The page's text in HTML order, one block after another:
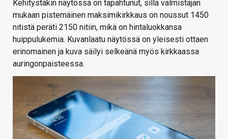
Kehitystäkin näytössä on tapahtunut, sillä valmistajan
mukaan pistemäinen maksimikirkkaus on noussut 1450
nitistä peräti 2150 nitiin, mikä on hintaluokkansa
huippulukemia. Kuvanlaatu näytössä on yleisesti ottaen
erinomainen ja kuva säilyi selkeänä myös kirkkaassa
auringonpaisteessa.